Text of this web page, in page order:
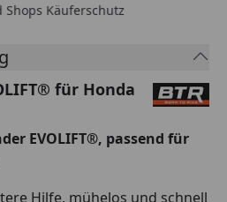
Shops Käuferschutz
für Honda
EVOLIFT®, passend für
Hilfe, mühelos und schnell